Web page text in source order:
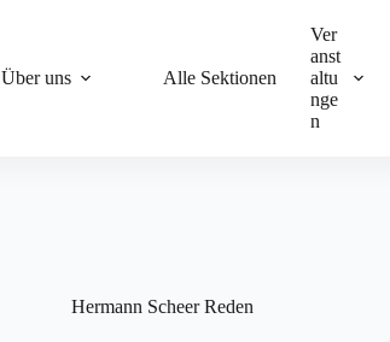
Über uns
Alle Sektionen
Ver
anst
altu
nge
n
Hermann Scheer Reden